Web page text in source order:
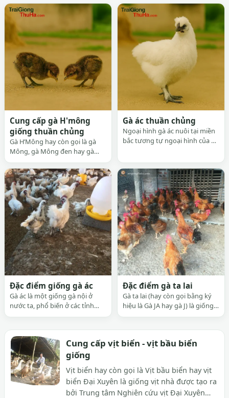
Cung cấp gà H'mông
giống thuần chủng
Gà H’Mông hay còn gọi là gà
Mông, gà Mông đen hay gà
Mèo hay gà xương nâu là một
giống gà nội địa của Việt Nam
có nguồn gốc ở miền núi phía
Bắc, được dân tộc H’Mông nuôi
thả quảng canh, chúng nuôi
giữ giống gốc là một trong
những giống gà đặc sản....
Gà ác thuần chủng
Ngoại hình gà ác nuôi tại miền
bắc tương tự ngoại hình của gà
con trống và con mái lần lượt
như sau: Dài thân: 16,25cm và
12,90cm; Vòng ngực: 22,12cm
và 19,68cm; Dài lườn: 10,13cm
và 8,20cm;...
Đặc điểm giống gà ác
Gà ác là một giống gà nội ở
nước ta, phổ biến ở các tỉnh
thuộc Đồng bằng Sông Cửu
được dùng để bồi dưỡng sức
khoẻ như một vị thuốc. Tuy
nhiên gà ác còn ít được nuôi và
sử dụng ở miền Bắc.
Đặc điểm gà ta lai
Gà ta lai (hay còn gọi bằng ký
hiệu là Gà JA hay gà J) là giống
gà công nghiệp lông màu lai có
các giống gà ngoại nhập (như
Cung cấp vịt biển - vịt bầu biển
giống
Vịt biển hay còn gọi là Vịt bầu biển hay vịt
biển Đại Xuyên là giống vịt nhà được tạo ra
bởi Trung tâm Nghiên cứu vịt Đại Xuyên